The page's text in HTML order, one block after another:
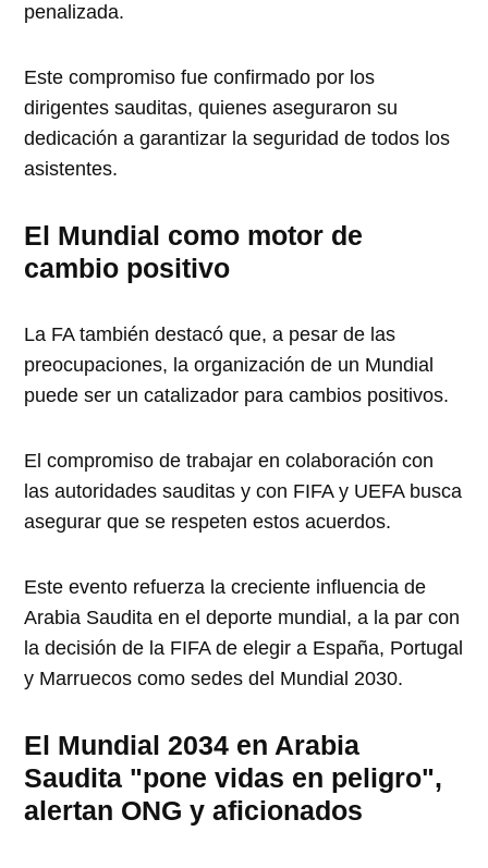
penalizada.
Este compromiso fue confirmado por los
dirigentes sauditas, quienes aseguraron su
dedicación a garantizar la seguridad de todos los
asistentes.
El Mundial como motor de
cambio positivo
La FA también destacó que, a pesar de las
preocupaciones, la organización de un Mundial
puede ser un catalizador para cambios positivos.
El compromiso de trabajar en colaboración con
las autoridades sauditas y con FIFA y UEFA busca
asegurar que se respeten estos acuerdos.
Este evento refuerza la creciente influencia de
Arabia Saudita en el deporte mundial, a la par con
la decisión de la FIFA de elegir a España, Portugal
y Marruecos como sedes del Mundial 2030.
El Mundial 2034 en Arabia
Saudita "pone vidas en peligro",
alertan ONG y aficionados